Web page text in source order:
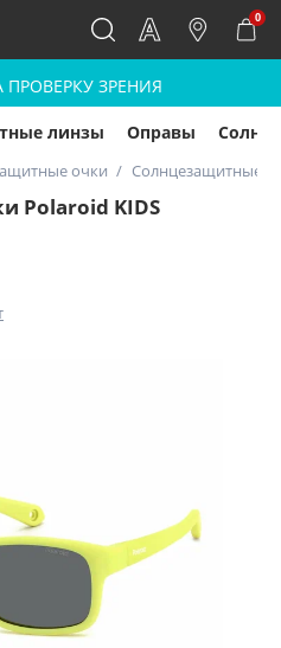
0
ПРОВЕРКУ ЗРЕНИЯ
линзы Оправы
очки Солнцезащитные
Polaroid KIDS